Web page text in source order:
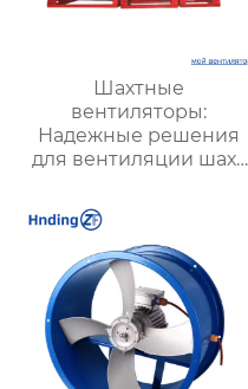
Шахтные
вентиляторы:
Надежные решения
для вентиляции шахт
| Купить с доставкой